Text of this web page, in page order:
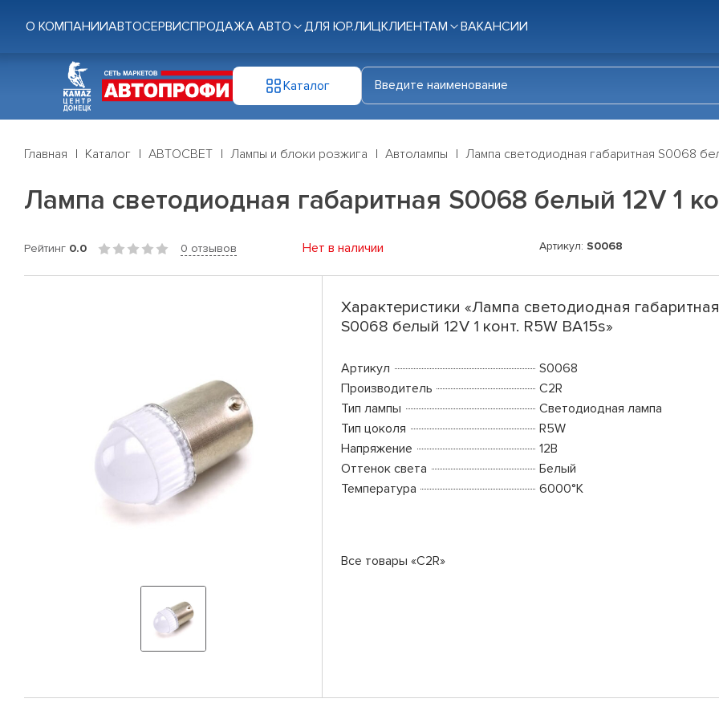
О КОМПАНИИАВТОСЕРВИСПРОДАЖА АВТО ДЛЯ ЮР.ЛИЦКЛИЕНТАМ ВАКАНСИИ
Каталог
Главная Каталог АВТОСВЕТ Лампы и блоки розжига Автолампы Лампа светодиодная габаритная S0068
Лампа светодиодная габаритная S0068 белый 12V 1
Рейтинг 0.0 0 отзывов Нет в наличии Артикул: S0068
Характеристики «Лампа светодиодная
S0068 белый 12V 1 конт. R5W BA15s»
Артикул
S0068
Производитель
C2R
Тип лампы
Светодиодная лампа
Тип цоколя
R5W
Напряжение
12В
Оттенок света
Белый
Температура
6000°K
Все товары «C2R»